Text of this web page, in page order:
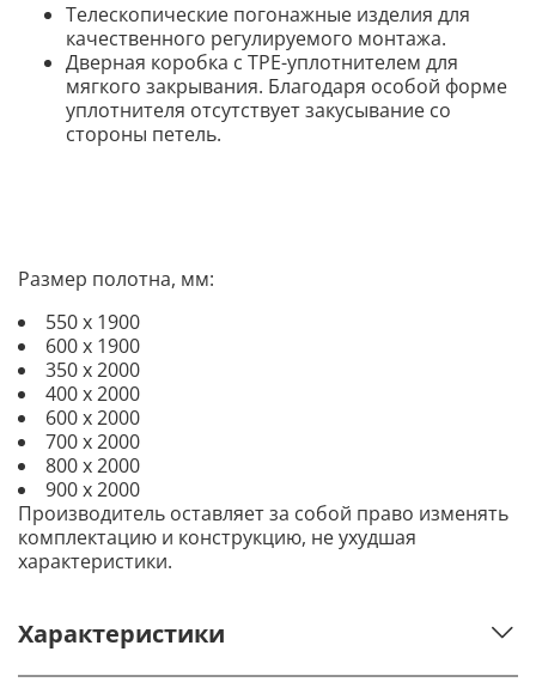
Телескопические погонажные изделия для
качественного регулируемого монтажа.
Дверная коробка с TPE-уплотнителем для
мягкого закрывания. Благодаря особой форме
уплотнителя отсутствует закусывание со
стороны петель.
Размер полотна, мм:
550 х 1900
600 х 1900
350 х 2000
400 х 2000
600 х 2000
700 х 2000
800 х 2000
900 х 2000
Производитель оставляет за собой право изменять
комплектацию и конструкцию, не ухудшая
характеристики.
Характеристики